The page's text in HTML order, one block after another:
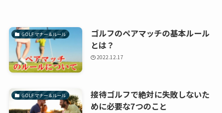
GOLF マナー＆ルール
ゴルフのペアマッチの基本ルール
とは？
2022.12.17
GOLF マナー＆ルール
接待ゴルフで絶対に失敗しないた
めに必要な7つのこと